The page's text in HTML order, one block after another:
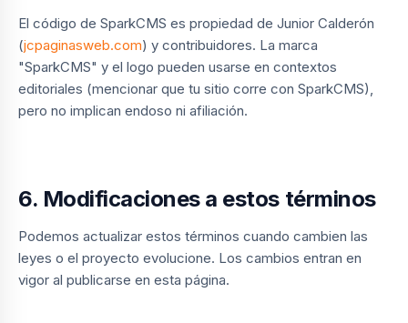
El código de SparkCMS es propiedad de Junior Calderón
(jcpaginasweb.com) y contribuidores. La marca
"SparkCMS" y el logo pueden usarse en contextos
editoriales (mencionar que tu sitio corre con SparkCMS),
pero no implican endoso ni afiliación.
6. Modificaciones a estos términos
Podemos actualizar estos términos cuando cambien las
leyes o el proyecto evolucione. Los cambios entran en
vigor al publicarse en esta página.